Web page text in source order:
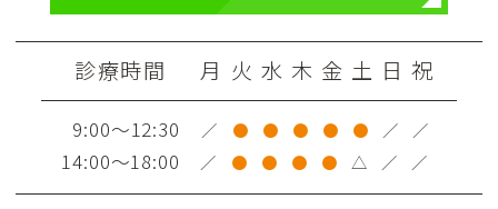
診療時間 月 火 水 木 金 土 日 祝
9:00～12:30 ／ ● ● ● ● ● ／ ／
14:00～18:00 ／ ● ● ● ● △ ／ ／